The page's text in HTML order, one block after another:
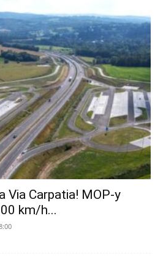
Via Carpatia! MOP-y
km/h...